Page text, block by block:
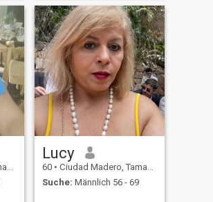
Lucy
60 • Ciudad Madero, Tamaulipas, Mexiko
Suche: Männlich 56 - 69